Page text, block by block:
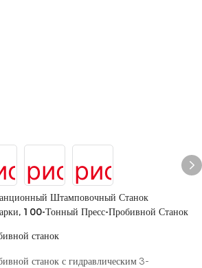
Штамповочный Станок
100-Тонный Пресс-Пробивной Станок
станок
станок с гидравлическим 3-